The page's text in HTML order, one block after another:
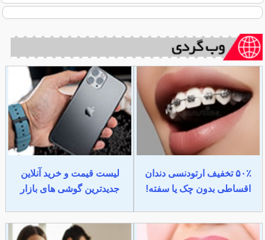
۵۰٪ تخفیف ارتودنسی دندان
اقساطی بدون چک یا سفته!
لیست قیمت و خرید آنلاین
جدیدترین گوشی های بازار